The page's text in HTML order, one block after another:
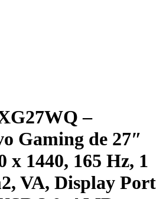
–
Gaming de 27″
x 1440, 165 Hz, 1
VA, Display